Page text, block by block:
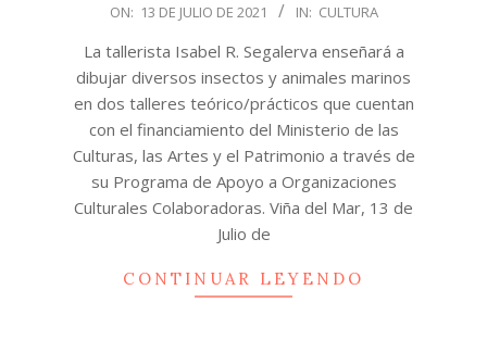
ON: 13 DE JULIO DE 2021 IN: CULTURA
La tallerista Isabel R. Segalerva enseñará a
dibujar diversos insectos y animales marinos
en dos talleres teórico/prácticos que cuentan
con el financiamiento del Ministerio de las
Culturas, las Artes y el Patrimonio a través de
su Programa de Apoyo a Organizaciones
Culturales Colaboradoras. Viña del Mar, 13 de
Julio de
CONTINUAR LEYENDO